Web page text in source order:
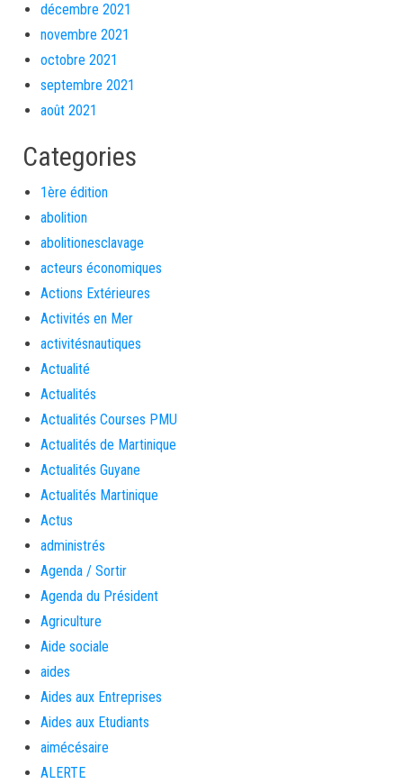
décembre 2021
novembre 2021
octobre 2021
septembre 2021
août 2021
Categories
1ère édition
abolition
abolitionesclavage
acteurs économiques
Actions Extérieures
Activités en Mer
activitésnautiques
Actualité
Actualités
Actualités Courses PMU
Actualités de Martinique
Actualités Guyane
Actualités Martinique
Actus
administrés
Agenda / Sortir
Agenda du Président
Agriculture
Aide sociale
aides
Aides aux Entreprises
Aides aux Etudiants
aimécésaire
ALERTE